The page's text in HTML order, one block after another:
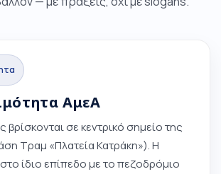
ΑμεΑ
βρίσκονται σε κεντρικό σημείο της
Τραμ «Πλατεία Κατράκη»). Η
ίδιο επίπεδο με το πεζοδρόμιο